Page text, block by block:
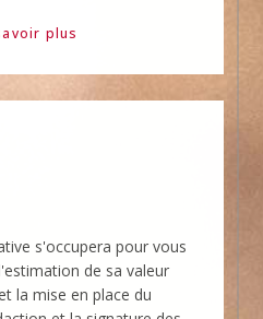
plus
s'occupera pour vous
de sa valeur
la mise en place du